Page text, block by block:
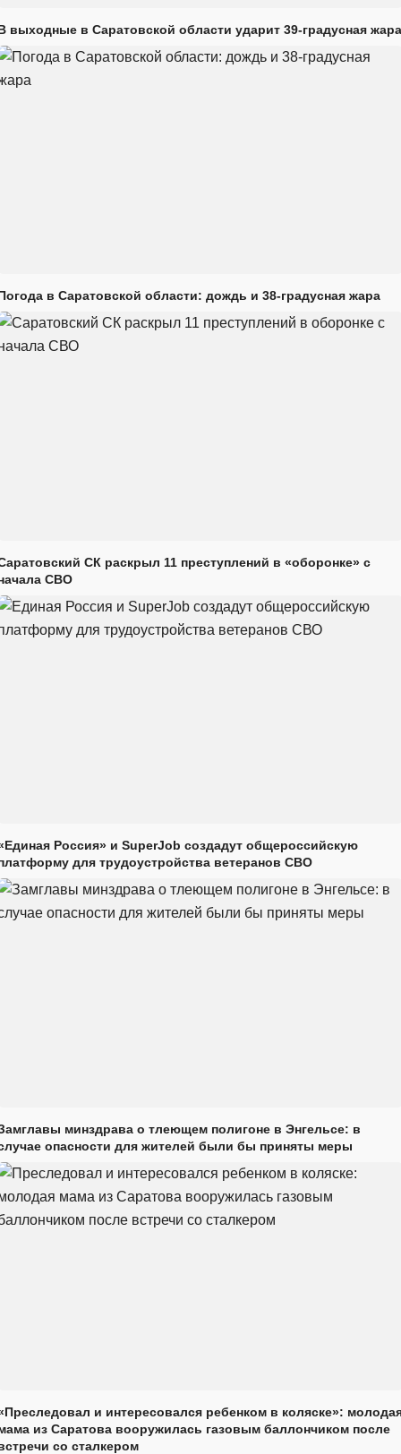
выходные в Саратовской области ударит 39-градусная жара
в Саратовской области: дождь и 38-градусная жара
СК раскрыл 11 преступлений в «оборонке» с
СВО
Россия» и SuperJob создадут общероссийскую
для трудоустройства ветеранов СВО
минздрава о тлеющем полигоне в Энгельсе: в
опасности для жителей были бы приняты меры
и интересовался ребенком в коляске»:
из Саратова вооружилась газовым баллончиком после
со сталкером